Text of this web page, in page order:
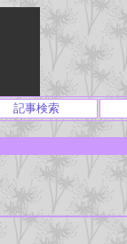
記事検索